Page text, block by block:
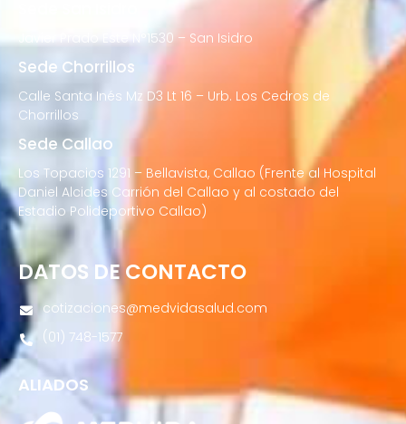
Javier Prado Este N°1530 – San Isidro
Sede Chorrillos
Calle Santa Inés Mz D3 Lt 16 – Urb. Los Cedros de
Chorrillos
Sede Callao
Los Topacios 1291 – Bellavista, Callao (Frente al Hospital
Daniel Alcides Carrión del Callao y al costado del
Estadio Polideportivo Callao)
DATOS DE CONTACTO
cotizaciones@medvidasalud.com
(01) 748-1577
ALIADOS